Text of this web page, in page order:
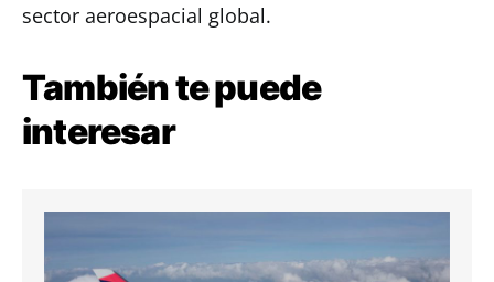
sector aeroespacial global.
También te puede
interesar